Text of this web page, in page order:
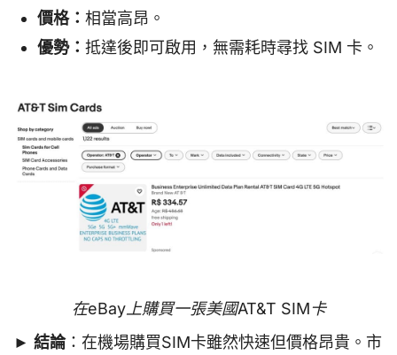
價格： 相當高昂。
優勢： 抵達後即可啟用，無需耗時尋找 SIM 卡。
在eBay上購買一張美國AT&T SIM卡
► 結論：在機場購買SIM卡雖然快速但價格昂貴。市